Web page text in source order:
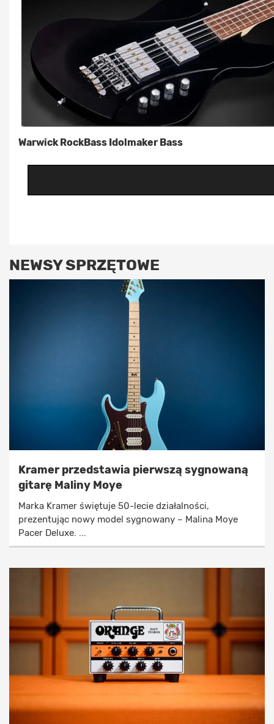
Warwick RockBass Idolmaker Bass
NEWSY SPRZĘTOWE
Kramer przedstawia pierwszą sygnowaną
gitarę Maliny Moye
Marka Kramer świętuje 50-lecie działalności,
prezentując nowy model sygnowany – Malina Moye
Pacer Deluxe. ...